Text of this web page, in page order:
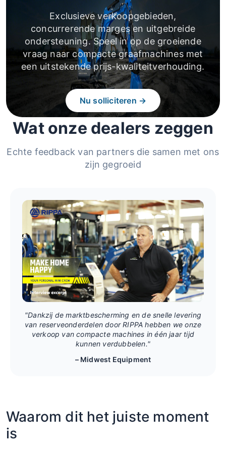
Exclusieve verkoopgebieden,
concurrerende marges en uitgebreide
ondersteuning. Speel in op de groeiende
vraag naar compacte graafmachines met
een uitstekende prijs-kwaliteitverhouding.
Nu solliciteren →
Wat onze dealers zeggen
Echte feedback van partners die samen met ons
zijn gegroeid
"Dankzij de marktbescherming en de snelle levering
van reserveonderdelen door RIPPA hebben we onze
verkoop van compacte machines in één jaar tijd
kunnen verdubbelen."
– Midwest Equipment
Waarom dit het juiste moment
is